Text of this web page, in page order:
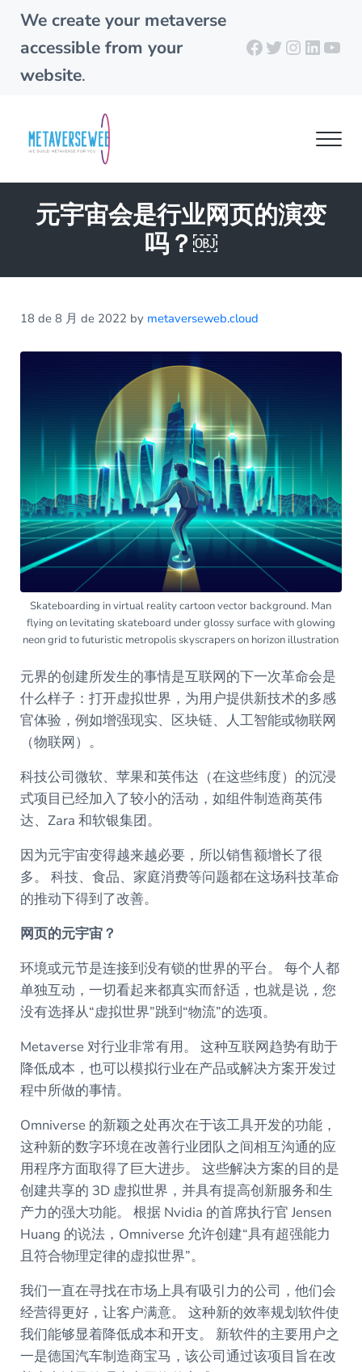
Skip to main content
Skip to header right navigation
Skip to site footer
We create your metaverse
accessible from your
website.
Facebook
X
metaverseweb.cloud
Building your metaverse
元宇宙会是行业网页的演变
吗？￼
18 de 8 月 de 2022 by metaverseweb.cloud
Skateboarding in virtual reality cartoon vector background. Man
flying on levitating skateboard under glossy surface with glowing
neon grid to futuristic metropolis skyscrapers on horizon illustration
元界的创建所发生的事情是互联网的下一次革命会是
什么样子：打开虚拟世界，为用户提供新技术的多感
官体验，例如增强现实、区块链、人工智能或物联网
（物联网）。
科技公司微软、苹果和英伟达（在这些纬度）的沉浸
式项目已经加入了较小的活动，如组件制造商英伟
达、Zara 和软银集团。
因为元宇宙变得越来越必要，所以销售额增长了很
多。 科技、食品、家庭消费等问题都在这场科技革命
的推动下得到了改善。
网页的元宇宙？
环境或元节是连接到没有锁的世界的平台。 每个人都
单独互动，一切看起来都真实而舒适，也就是说，您
没有选择从“虚拟世界”跳到“物流”的选项。
Metaverse 对行业非常有用。 这种互联网趋势有助于
降低成本，也可以模拟行业在产品或解决方案开发过
程中所做的事情。
Omniverse 的新颖之处再次在于该工具开发的功能，
这种新的数字环境在改善行业团队之间相互沟通的应
用程序方面取得了巨大进步。 这些解决方案的目的是
创建共享的 3D 虚拟世界，并具有提高创新服务和生
产力的强大功能。 根据 Nvidia 的首席执行官 Jensen
Huang 的说法，Omniverse 允许创建“具有超强能力
且符合物理定律的虚拟世界”。
我们一直在寻找在市场上具有吸引力的公司，他们会
经营得更好，让客户满意。 这种新的效率规划软件使
我们能够显着降低成本和开支。 新软件的主要用户之
一是德国汽车制造商宝马，该公司通过该项目旨在改